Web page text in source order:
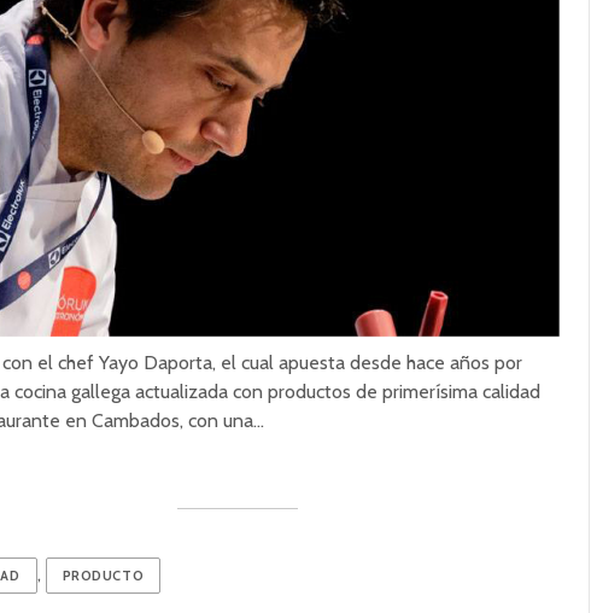
el chef Yayo Daporta, el cual apuesta desde hace años por
cocina gallega actualizada con productos de primerísima calidad
en Cambados, con una…
, PRODUCTO